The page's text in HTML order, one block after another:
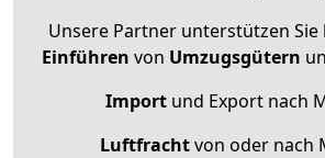
Unsere Partner unterstützen
Einführen von Umzugsgütern
Import und Export nach
Luftfrachtvon oder nach